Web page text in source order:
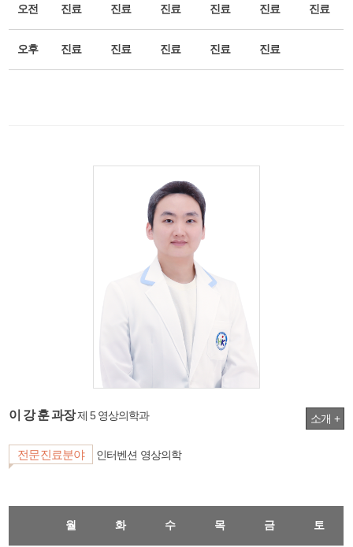
오전 진료 진료 진료 진료 진료 진료
오후 진료 진료 진료 진료 진료
이 강 훈 과장제 5 영상의학과 소개 +
전문진료분야 인터벤션 영상의학
월 화 수 목 금 토